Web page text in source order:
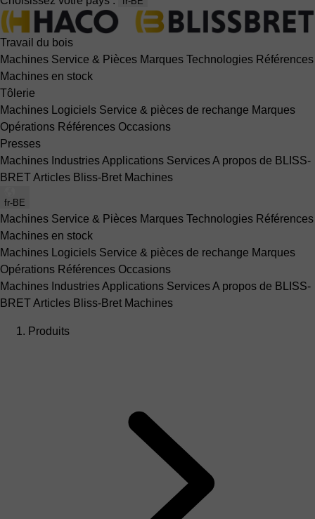
Travail du bois
Machines Service & Pièces Marques Technologies Références
Machines en stock
Tôlerie
Machines
Logiciels Service & pièces de rechange Marques
Opérations Références Occasions
Presses
Machines IndustriesApplications ServicesA propos de BLISS-
BRETArticles Bliss-Bret Machines
fr-BE
Machines Service & Pièces Marques Technologies Références
Machines en stock
Machines
Logiciels Service & pièces de rechange Marques
Opérations Références Occasions
Machines IndustriesApplications ServicesA propos de BLISS-
BRETArticles Bliss-Bret Machines
Produits